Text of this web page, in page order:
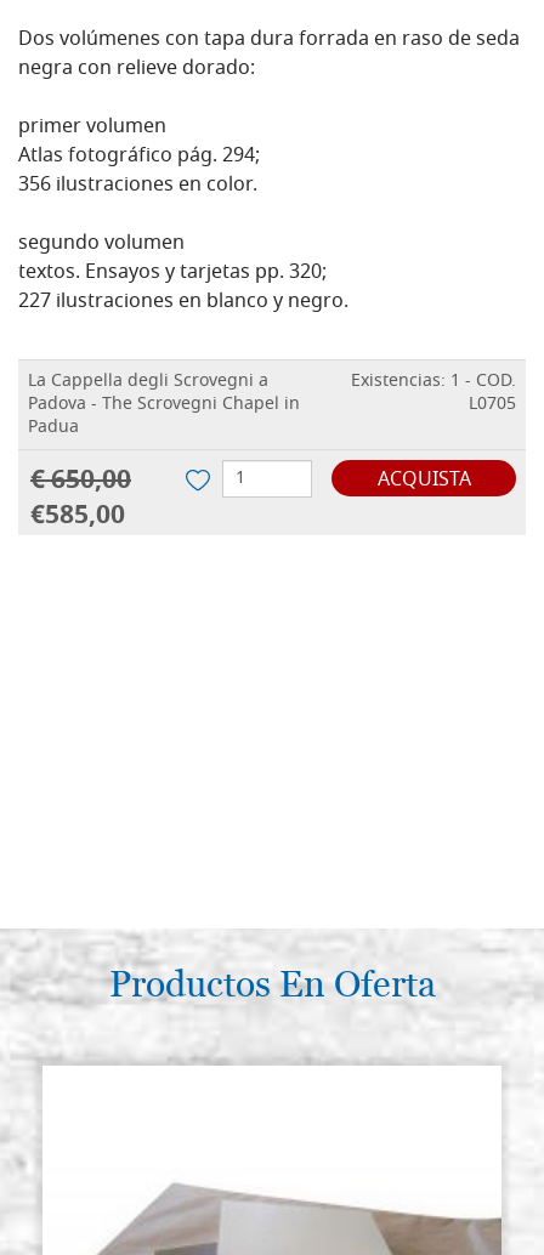
Dos volúmenes con tapa dura forrada en raso de seda
negra con relieve dorado:
primer volumen
Atlas fotográfico pág. 294;
356 ilustraciones en color.
segundo volumen
textos. Ensayos y tarjetas pp. 320;
227 ilustraciones en blanco y negro.
La Cappella degli Scrovegni a
Padova - The Scrovegni Chapel in
Padua
Existencias: 1 - COD.
L0705
€ 650,00
€585,00
ACQUISTA
Productos En Oferta